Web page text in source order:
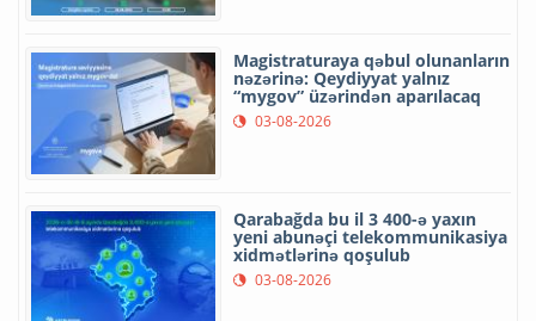
Magistraturaya qəbul olunanların
nəzərinə: Qeydiyyat yalnız
“mygov” üzərindən aparılacaq
03-08-2026
Qarabağda bu il 3 400-ə yaxın
yeni abunəçi telekommunikasiya
xidmətlərinə qoşulub
03-08-2026